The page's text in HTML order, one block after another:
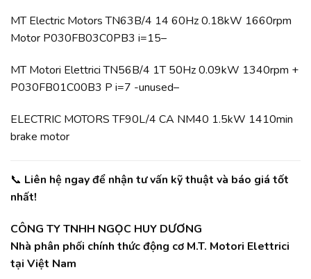
MT Electric Motors TN63B/4 14 60Hz 0.18kW 1660rpm
Motor P030FB03C0PB3 i=15–
MT Motori Elettrici TN56B/4 1T 50Hz 0.09kW 1340rpm +
P030FB01C00B3 P i=7 -unused–
ELECTRIC MOTORS TF90L/4 CA NM40 1.5kW 1410min
brake motor
📞 Liên hệ ngay để nhận tư vấn kỹ thuật và báo giá tốt
nhất!
CÔNG TY TNHH NGỌC HUY DƯƠNG
Nhà phân phối chính thức động cơ M.T. Motori Elettrici
tại Việt Nam